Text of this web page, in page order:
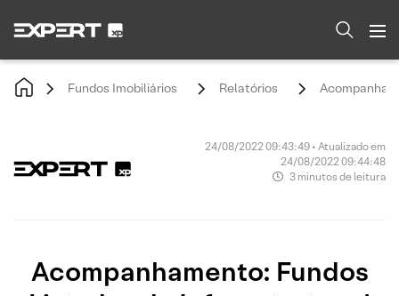
Fundos Imobiliários Relatórios
24/08/2022 09:43:49 • Atualizado em
24/08/2022 09:44:48
3 minutos de leitura
Acompanhamento: Fundos